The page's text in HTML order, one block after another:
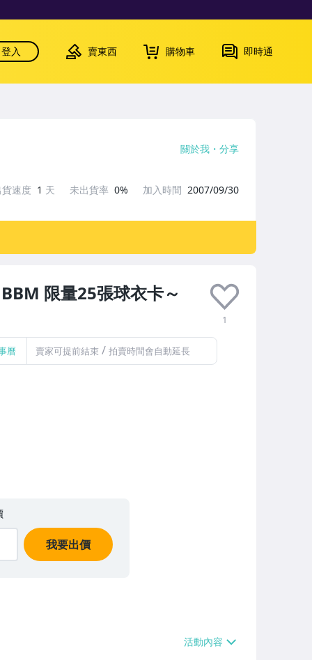
登入 賣東西 購物車 即時通
限量25張球衣卡～
1
曆 賣家可提前結束 / 拍賣時間會自動延長
我要出價
關於我 分享
速度 1 天 未出貨率 0% 加入時間 2007/09/30